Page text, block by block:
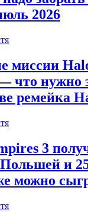
2026
миссии
что нужно
ремейка
3
и
можно